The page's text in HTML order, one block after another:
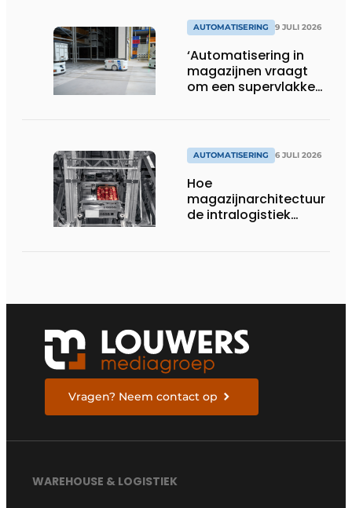
AUTOMATISERING 9 JULI 2026
‘Automatisering in
magazijnen vraagt
om een supervlakke
AUTOMATISERING 6 JULI 2026
Hoe
magazijnarchitectuur
de intralogistiek
Vragen? Neem contact op
WAREHOUSE & LOGISTIEK